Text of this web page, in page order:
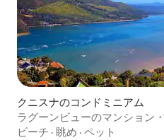
クニスナのコンドミニアム
ラグーンビューのマンション
ビーチ · 眺め · ペット